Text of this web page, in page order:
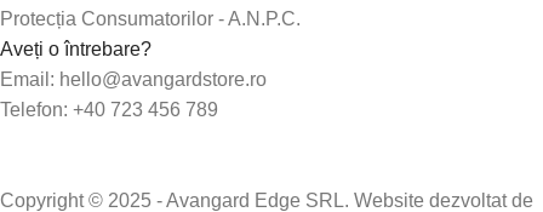
Protecția Consumatorilor - A.N.P.C.
Aveți o întrebare?
Email: hello@avangardstore.ro
Telefon: +40 723 456 789
Copyright © 2025 - Avangard Edge SRL. Website dezvoltat de